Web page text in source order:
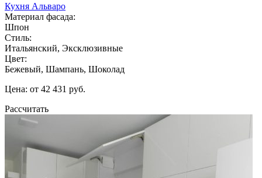
Кухня Альваро
Материал фасада:
Шпон
Стиль:
Итальянский, Эксклюзивные
Цвет:
Бежевый, Шампань, Шоколад
Цена: от 42 431 руб.
Рассчитать